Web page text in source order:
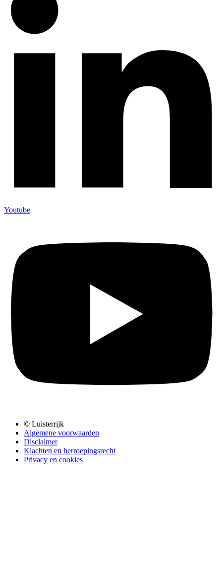
Youtube
© Luisterrijk
Algemene voorwaarden
Disclaimer
Klachten en herroepingsrecht
Privacy en cookies